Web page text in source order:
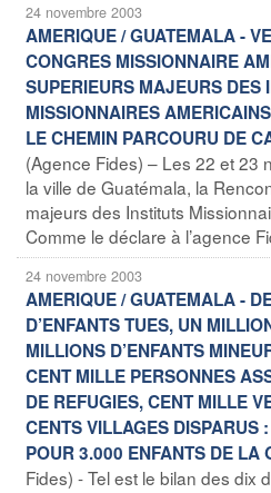
24 novembre 2003
AMERIQUE / GUATEMALA -
CONGRES MISSIONNAIRE
SUPERIEURS MAJEURS DES
MISSIONNAIRES
LE CHEMIN PARCOURU DE
(Agence Fides) – Les 22 et 23
la ville de Guatémala, la
majeurs des Instituts
Comme le déclare à l’agence
24 novembre 2003
AMERIQUE / GUATEMALA -
D’ENFANTS TUES, UN
MILLIONS D’ENFANTS
CENT MILLE PERSONNES
DE REFUGIES, CENT MILLE
CENTS VILLAGES DISPARUS
POUR 3.000 ENFANTS DE LA
Fides) - Tel est le bilan des dix